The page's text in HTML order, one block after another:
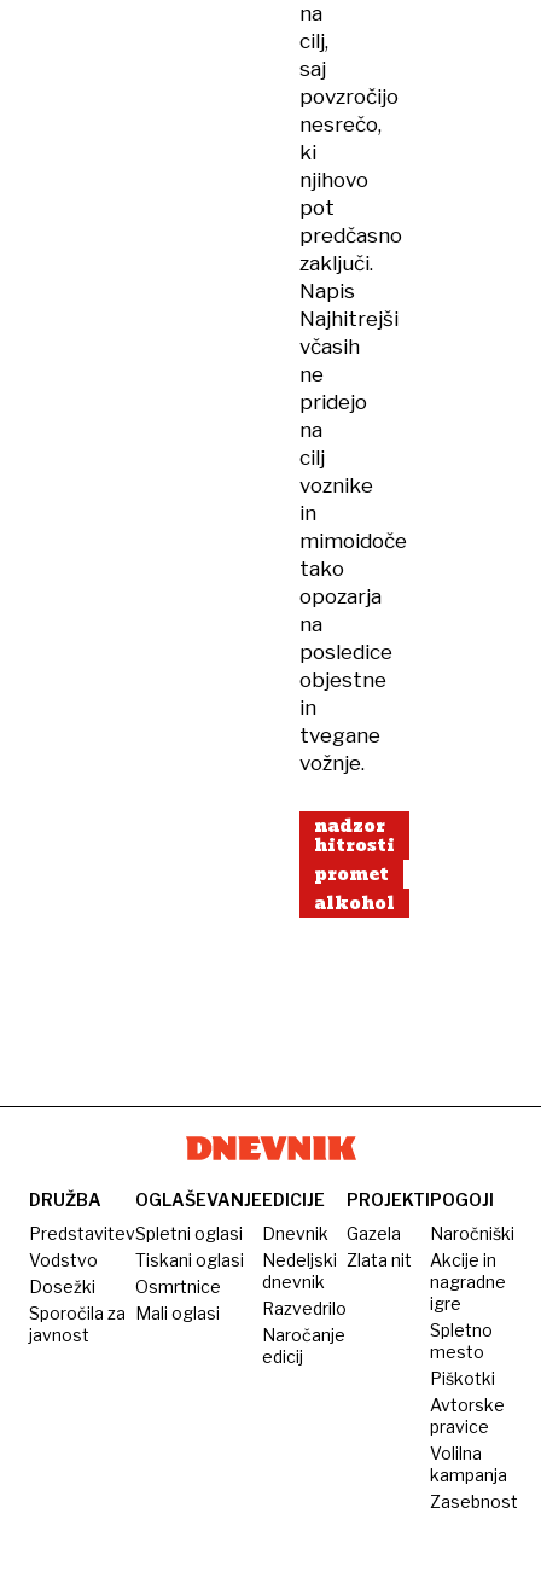
na
cilj,
saj
povzročijo
nesrečo,
ki
njihovo
pot
predčasno
zaključi.
Napis
Najhitrejši
včasih
ne
pridejo
na
cilj
voznike
in
mimoidoče
tako
opozarja
na
posledice
objestne
in
tvegane
vožnje.
nadzor
hitrosti
promet
alkohol
DRUŽBA
Predstavitev
Vodstvo
Dosežki
Sporočila za
javnost
OGLAŠEVANJE
Spletni oglasi
Tiskani oglasi
Osmrtnice
Mali oglasi
EDICIJE
Dnevnik
Nedeljski
dnevnik
Razvedrilo
Naročanje
edicij
PROJEKTI
Gazela
Zlata nit
POGOJI
Naročniški
Akcije in
nagradne
igre
Spletno
mesto
Piškotki
Avtorske
pravice
Volilna
kampanja
Zasebnost